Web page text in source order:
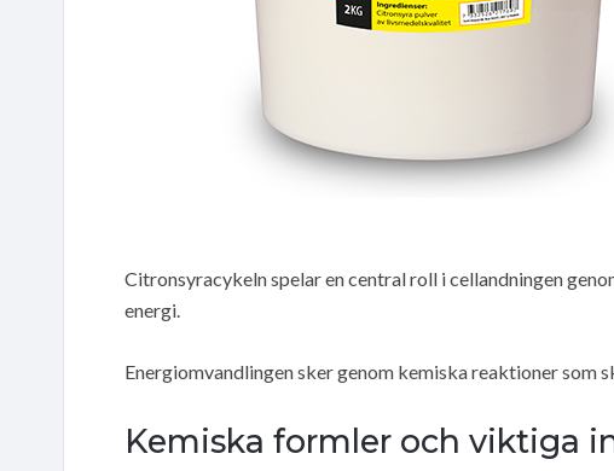
Citronsyracykeln spelar en central roll i cellandningen
energi.
Energiomvandlingen sker genom kemiska reaktioner som
Kemiska formler och viktiga